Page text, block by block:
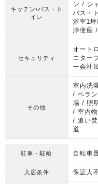
キッチン/バス・ト
イレ
ン / シ
バス・
浴室1
浄便座
セキュリティ
オート
ニター
ー会社
その他
室内洗
/ ベラ
場 / 照
/ 室内
/ 追い
道
駐車・駐輪 自転車
入居条件 保証人